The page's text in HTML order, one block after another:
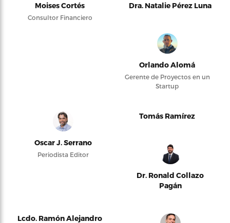
Moises Cortés
Consultor Financiero
Dra. Natalie Pérez Luna
Orlando Alomá
Gerente de Proyectos en un
Startup
Oscar J. Serrano
Periodista Editor
Tomás Ramírez
Dr. Ronald Collazo
Pagán
Lcdo. Ramón Alejandro